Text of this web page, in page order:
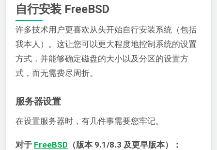
自行安装 FreeBSD
许多技术用户更喜欢从头开始自行安装系统（包括
我本人）。这让您可以更大程度地控制系统的设置
方式，并能够确定磁盘的大小以及分区的设置方
式，而无需费尽周折。
服务器设置
在设置服务器时，有几件事需要您牢记。
对于 FreeBSD （版本 9.1/8.3 及更早版本）：